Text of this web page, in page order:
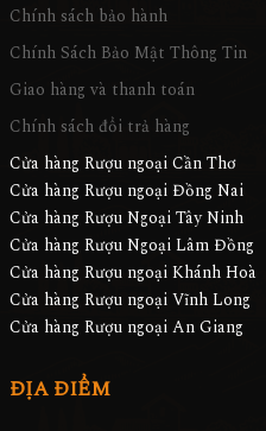
Chính sách bảo hành
Chính Sách Bảo Mật Thông Tin
Giao hàng và thanh toán
Chính sách đổi trả hàng
Cửa hàng Rượu ngoại Cần Thơ
Cửa hàng Rượu ngoại Đồng Nai
Cửa hàng Rượu Ngoại Tây Ninh
Cửa hàng Rượu Ngoại Lâm Đồng
Cửa hàng Rượu ngoại Khánh Hoà
Cửa hàng Rượu ngoại Vĩnh Long
Cửa hàng Rượu ngoại An Giang
ĐỊA ĐIỂM